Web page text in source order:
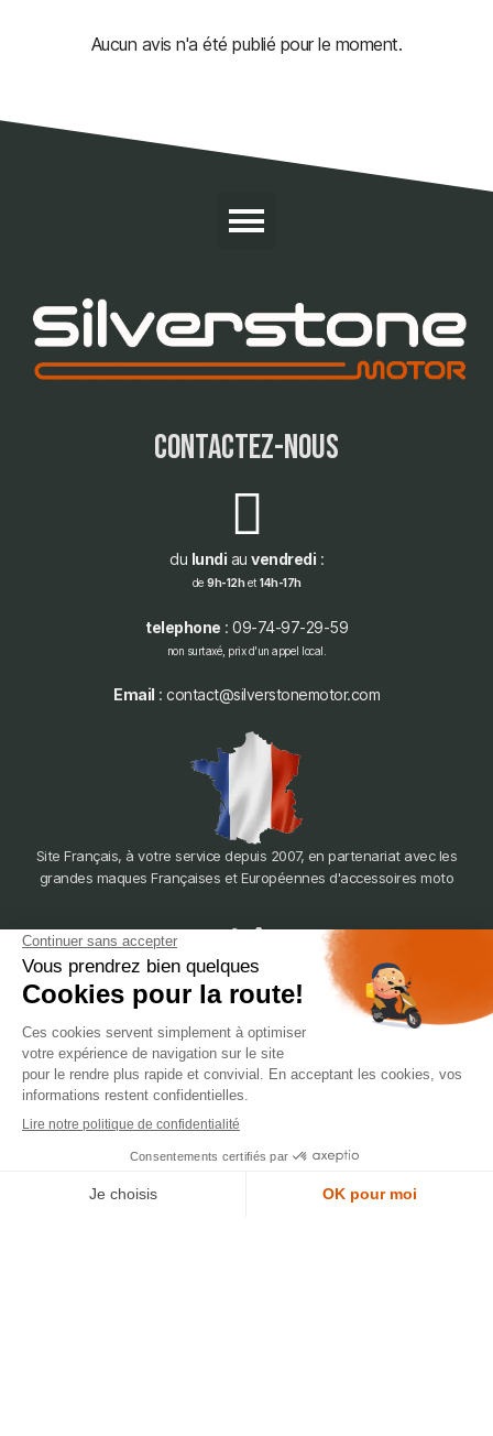
Aucun avis n'a été publié pour le moment.
contactez-nous
du lundi au vendredi :
de 9h-12het 14h-17h
telephone : 09-74-97-29-59
non surtaxé, prix d'un appel local.
Email : contact@silverstonemotor.com
Site Français, à votre service depuis 2007, en partenariat avec les
grandes maques Françaises et Européennes d'accessoires moto
388 Av. Charles de Gaulle, 69200 Vénissieux
© 2007-2025 Silverstone Motor